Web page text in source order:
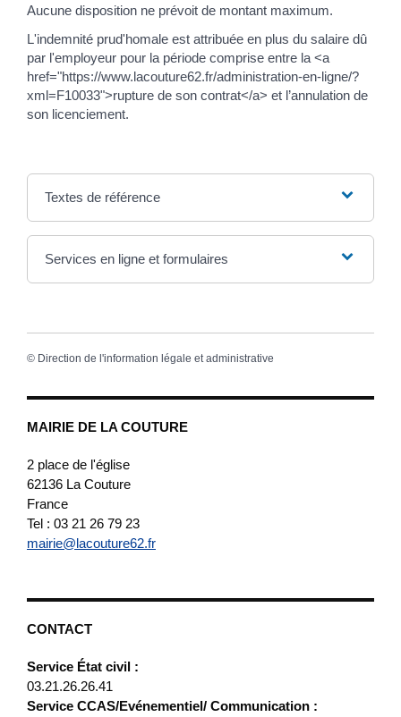
MAIRIE DE LA COUTURE
2 place de l'église
62136 La Couture
France
Tel : 03 21 26 79 23
mairie@lacouture62.fr
CONTACT
Service État civil :
03.21.26.26.41
Service CCAS/Evénementiel/ Communication :
Aucune disposition ne prévoit de montant maximum.
L'indemnité prud'homale est attribuée en plus du salaire dû
par l'employeur pour la période comprise entre la <a
href="https://www.lacouture62.fr/administration-en-ligne/?
xml=F10033">rupture de son contrat</a> et l’annulation de
son licenciement.
Textes de référence
Services en ligne et formulaires
© Direction de l'information légale et administrative